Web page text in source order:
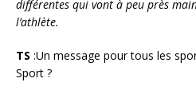
différentes qui vont à peu près
l’athlète.
TS :Un message pour tous les
Sport ?